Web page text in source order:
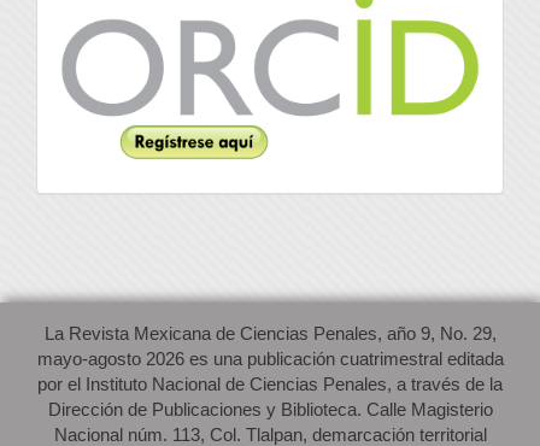
La Revista Mexicana de Ciencias Penales, año 9, No. 29,
mayo-agosto 2026 es una publicación cuatrimestral editada
por el Instituto Nacional de Ciencias Penales, a través de la
Dirección de Publicaciones y Biblioteca. Calle Magisterio
Nacional núm. 113, Col. Tlalpan, demarcación territorial